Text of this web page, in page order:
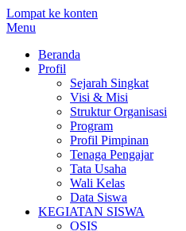
Lompat ke konten
Menu
Beranda
Profil
Sejarah Singkat
Visi & Misi
Struktur Organisasi
Program
Profil Pimpinan
Tenaga Pengajar
Tata Usaha
Wali Kelas
Data Siswa
KEGIATAN SISWA
OSIS